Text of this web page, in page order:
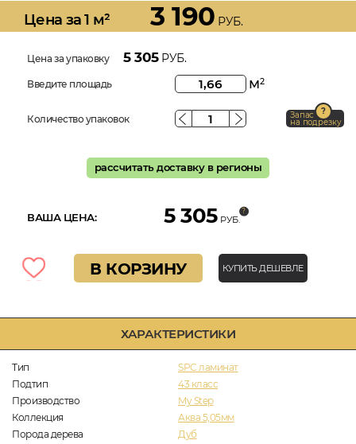
ХАРАКТЕРИСТИКИ
Тип
SPC ламинат
Подтип
43 класс
Производство
My Step
Коллекция
Аква 5,05мм
Порода дерева
Дуб
Цена за 1 м² 3 190 РУБ.
Цена за упаковку 5 305РУБ.
Введите площадь м2
Количество упаковок Запас
на подрезку
рассчитать доставку в регионы
ВАША ЦЕНА: 5 305 РУБ.
В КОРЗИНУ КУПИТЬ ДЕШЕВЛЕ